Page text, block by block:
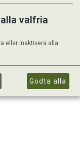
valfria
eller inaktivera alla
Godta alla